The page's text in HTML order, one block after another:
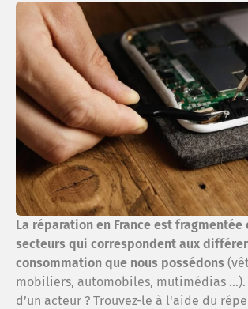
La réparation en France est
secteurs qui correspondent aux
consommation que nous possédons
mobiliers, automobiles, mutimédias …).
d’un acteur ? Trouvez-le à l'aide du